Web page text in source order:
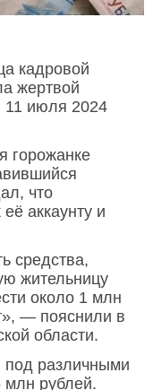
кадровой
жертвой
11 июля 2024
горожанке
что
аккаунту и
средства,
жительницу
около 1 млн
— пояснили в
области.
под различными
млн рублей.